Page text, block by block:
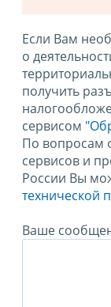
Если Вам
о
получить
сервисом
По вопросам
сервисов и
России Вы
технической
Ваше